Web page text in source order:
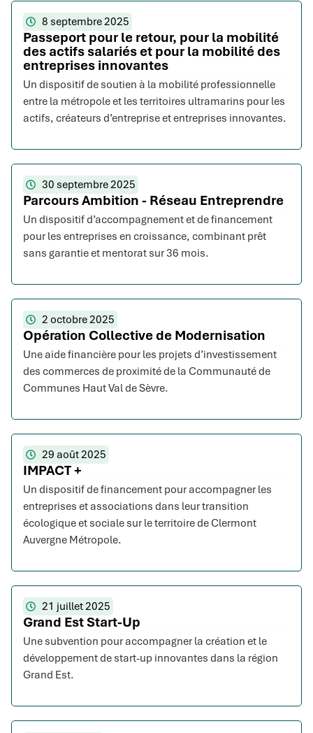
8 septembre 2025
Passeport pour le retour, pour la mobilité
des actifs salariés et pour la mobilité des
entreprises innovantes
Un dispositif de soutien à la mobilité professionnelle
entre la métropole et les territoires ultramarins pour les
actifs, créateurs d’entreprise et entreprises innovantes.
30 septembre 2025
Parcours Ambition - Réseau Entreprendre
Un dispositif d’accompagnement et de financement
pour les entreprises en croissance, combinant prêt
sans garantie et mentorat sur 36 mois.
2 octobre 2025
Opération Collective de Modernisation
Une aide financière pour les projets d’investissement
des commerces de proximité de la Communauté de
Communes Haut Val de Sèvre.
29 août 2025
IMPACT +
Un dispositif de financement pour accompagner les
entreprises et associations dans leur transition
écologique et sociale sur le territoire de Clermont
Auvergne Métropole.
21 juillet 2025
Grand Est Start-Up
Une subvention pour accompagner la création et le
développement de start-up innovantes dans la région
Grand Est.